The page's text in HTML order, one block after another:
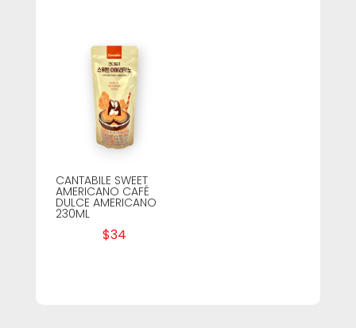
CANTABILE SWEET
AMERICANO CAFÉ
DULCE AMERICANO
230ML
$34